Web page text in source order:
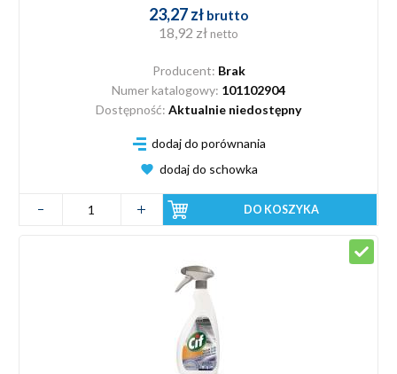
23,27 zł brutto
18,92 zł netto
Producent: Brak
Numer katalogowy: 101102904
Dostępność: Aktualnie niedostępny
dodaj do porównania
dodaj do schowka
DO KOSZYKA